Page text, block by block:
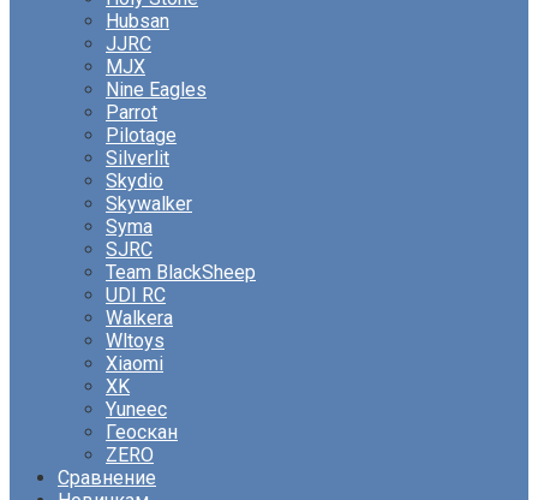
Hubsan
JJRC
MJX
Nine Eagles
Parrot
Pilotage
Silverlit
Skydio
Skywalker
Syma
SJRC
Team BlackSheep
UDI RC
Walkera
Wltoys
Xiaomi
XK
Yuneec
Геоскан
ZERO
Сравнение